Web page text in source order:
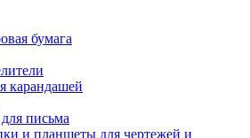
бумага
карандашей
письма
и планшеты для чертежей и